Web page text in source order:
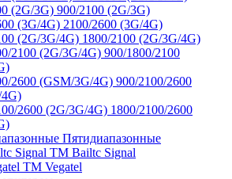
900/2100 (2G/3G)
2100/2600 (3G/4G)
1800/2100 (2G/3G/4G)
900/1800/2100
900/2100/2600
1800/2100/2600
Пятидиапазонные
ТМ Bailtc Signal
ТМ Vegatel